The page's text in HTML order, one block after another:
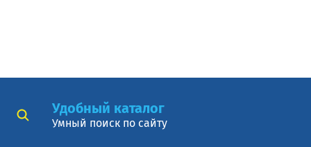
Удобный каталог
Умный поиск по сайту